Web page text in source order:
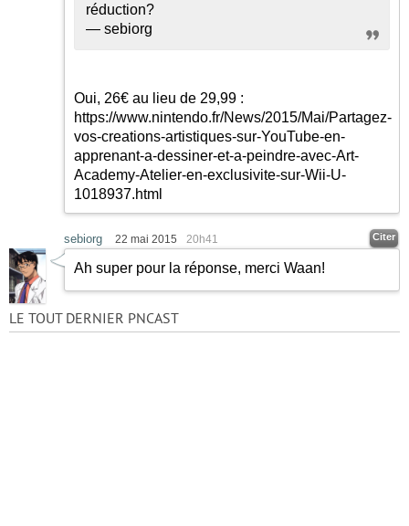
réduction?
— sebiorg
Oui, 26€ au lieu de 29,99 :
https://www.nintendo.fr/News/2015/Mai/Partagez-
vos-creations-artistiques-sur-YouTube-en-
apprenant-a-dessiner-et-a-peindre-avec-Art-
Academy-Atelier-en-exclusivite-sur-Wii-U-
1018937.html
sebiorg 22 mai 2015 20h41 Citer
Ah super pour la réponse, merci Waan!
LE TOUT DERNIER PNCAST